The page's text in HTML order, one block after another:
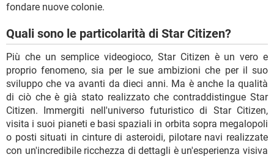
fondare nuove colonie.
Quali sono le particolarità di Star Citizen?
Più che un semplice videogioco, Star Citizen è un vero e
proprio fenomeno, sia per le sue ambizioni che per il suo
sviluppo che va avanti da dieci anni. Ma è anche la qualità
di ciò che è già stato realizzato che contraddistingue Star
Citizen. Immergiti nell'universo futuristico di Star Citizen,
visita i suoi pianeti e basi spaziali in orbita sopra megalopoli
o posti situati in cinture di asteroidi, pilotare navi realizzate
con un'incredibile ricchezza di dettagli è un'esperienza visiva